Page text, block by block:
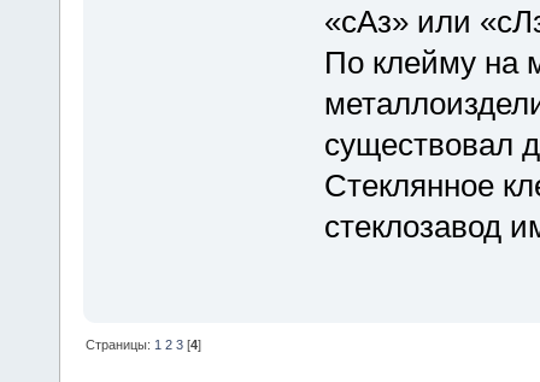
«сАз» или
По клейму на
существовал
Стеклянное
стеклозавод
Страницы:1 2 3 [4]